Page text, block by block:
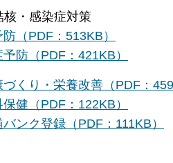
感染症対策
（PDF：513KB）
防（PDF：421KB）
くり・栄養改善（PDF：
健（PDF：122KB）
ンク登録（PDF：111KB）